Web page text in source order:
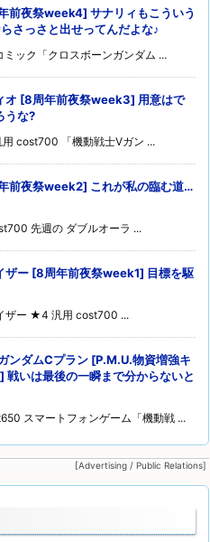
前夜祭week4] サナリィもこういう
さっさと出せってんだよな♪
ック「クロスボーンガンダム ...
オ [8周年前夜祭week3] 用意はで
うな?
cost700 「機動戦士Vガン ...
前夜祭week2] これが私の臨む道…
先週の ダブルオーラ ...
ザー [8周年前夜祭week1] 目標を駆
ザー ★4 汎用 cost700 ...
ンダムCプラン [P.M.U.物資増強キ
戦いは最後の一瞬まで分からないと
スマートフォンゲーム「機動戦 ...
[Advertising / Public Relations]